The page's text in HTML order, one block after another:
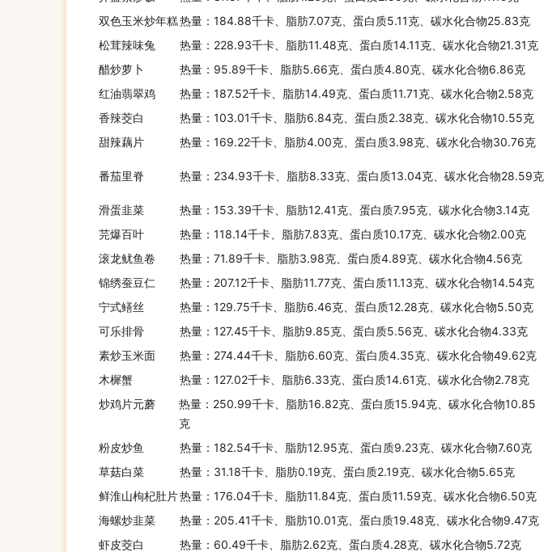
双色玉米炒年糕热量：184.88千卡、脂肪7.07克、蛋白质5.11克、碳水化合物25.83克
松茸辣味兔
热量：228.93千卡、脂肪11.48克、蛋白质14.11克、碳水化合物21.31克
醋炒萝卜
热量：95.89千卡、脂肪5.66克、蛋白质4.80克、碳水化合物6.86克
红油翡翠鸡
热量：187.52千卡、脂肪14.49克、蛋白质11.71克、碳水化合物2.58克
香辣茭白
热量：103.01千卡、脂肪6.84克、蛋白质2.38克、碳水化合物10.55克
甜辣藕片
热量：169.22千卡、脂肪4.00克、蛋白质3.98克、碳水化合物30.76克
番茄里脊 热量：234.93千卡、脂肪8.33克、蛋白质13.04克、碳水化合物28.59克
滑蛋韭菜
热量：153.39千卡、脂肪12.41克、蛋白质7.95克、碳水化合物3.14克
芫爆百叶
热量：118.14千卡、脂肪7.83克、蛋白质10.17克、碳水化合物2.00克
滚龙鱿鱼卷
热量：71.89千卡、脂肪3.98克、蛋白质4.89克、碳水化合物4.56克
锦绣蚕豆仁
热量：207.12千卡、脂肪11.77克、蛋白质11.13克、碳水化合物14.54克
宁式鳝丝
热量：129.75千卡、脂肪6.46克、蛋白质12.28克、碳水化合物5.50克
可乐排骨
热量：127.45千卡、脂肪9.85克、蛋白质5.56克、碳水化合物4.33克
素炒玉米面
热量：274.44千卡、脂肪6.60克、蛋白质4.35克、碳水化合物49.62克
木樨蟹
热量：127.02千卡、脂肪6.33克、蛋白质14.61克、碳水化合物2.78克
炒鸡片元蘑
热量：250.99千卡、脂肪16.82克、蛋白质15.94克、碳水化合物10.85
克
粉皮炒鱼 热量：182.54千卡、脂肪12.95克、蛋白质9.23克、碳水化合物7.60克
草菇白菜
热量：31.18千卡、脂肪0.19克、蛋白质2.19克、碳水化合物5.65克
鲜淮山枸杞肚片热量：176.04千卡、脂肪11.84克、蛋白质11.59克、碳水化合物6.50克
海螺炒韭菜
热量：205.41千卡、脂肪10.01克、蛋白质19.48克、碳水化合物9.47克
虾皮茭白
热量：60.49千卡、脂肪2.62克、蛋白质4.28克、碳水化合物5.72克